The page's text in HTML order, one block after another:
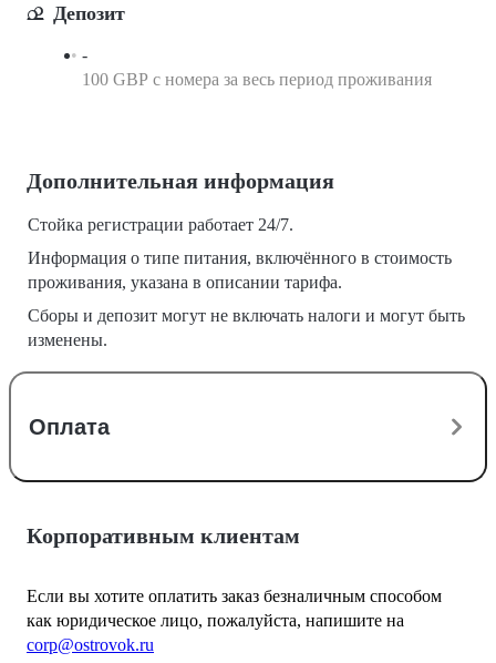
Депозит
-
100 GBP с номера за весь период проживания
Дополнительная информация
Стойка регистрации работает 24/7.
Информация о типе питания, включённого в стоимость
проживания, указана в описании тарифа.
Сборы и депозит могут не включать налоги и могут быть
изменены.
Оплата
Корпоративным клиентам
Если вы хотите оплатить заказ безналичным способом
как юридическое лицо, пожалуйста, напишите на
corp@ostrovok.ru